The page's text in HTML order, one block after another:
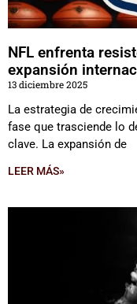
NFL enfrenta
expansión
13 diciembre 2025
La estrategia de
fase que trasciende lo
clave. La expansión de
LEER MÁS»